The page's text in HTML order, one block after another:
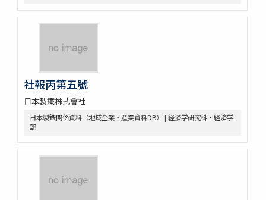
社報丙第五號
日本製鐵株式會社
日本製鉄関係資料（地域企業・産業資料DB） | 経済学研究科・経済学
部